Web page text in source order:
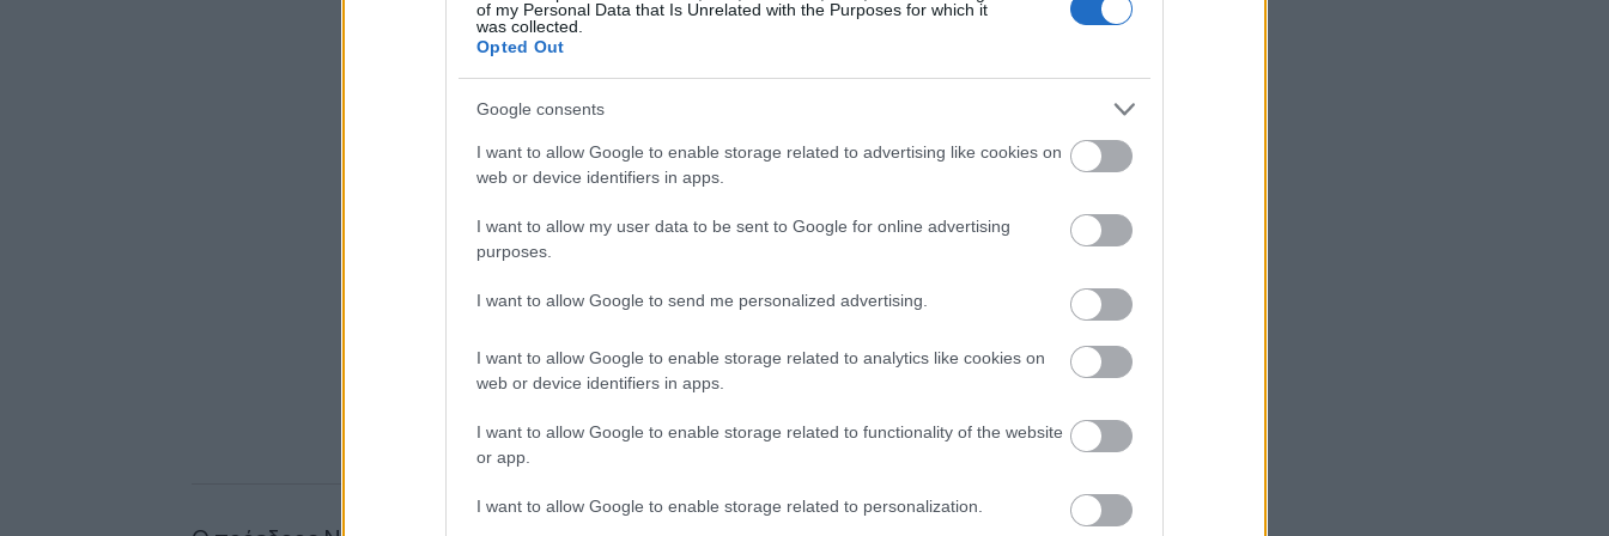
of my Personal Data that Is Unrelated with the Purposes for which it
was collected.
Opted Out
Google consents
I want to allow Google to enable storage related to advertising like cookies on
web or device identifiers in apps.
I want to allow my user data to be sent to Google for online advertising
purposes.
I want to allow Google to send me personalized advertising.
I want to allow Google to enable storage related to analytics like cookies on
web or device identifiers in apps.
I want to allow Google to enable storage related to functionality of the website
or app.
I want to allow Google to enable storage related to personalization.
Πίσω από τις κινήσεις του Μπέσεντ η
Πύργου
18:24
Αραγτσί: Συνομιλίες με τις ΗΠΑ δεν θα
Κονγκό: Απαγόρευσε τις εξαγωγές
Apple: Δοκιμάζει τσιπ μνήμης της
κινεζικής CXMT σε iPhone και
MacBook
Οριοθετήθηκε η πυρκαγιά στο Κορωπί
Όλες οι συναλλαγές σε μία ροή - Το νέο
βήμα της ΕΕ προς την Ένωση